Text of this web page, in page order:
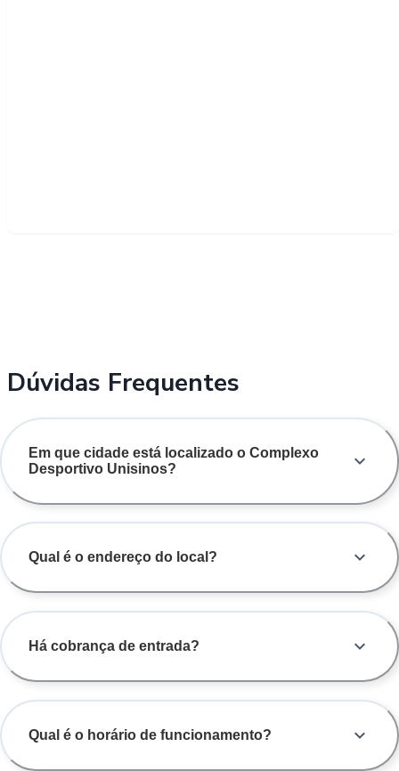
Dúvidas Frequentes
Em que cidade está localizado o Complexo
Desportivo Unisinos?
Qual é o endereço do local?
Há cobrança de entrada?
Qual é o horário de funcionamento?